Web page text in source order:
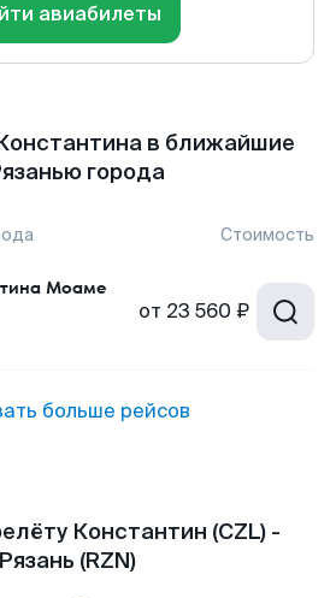
авиабилеты
в ближайшие
города
Стоимость
Моаме
от 23 560 ₽
больше рейсов
Константин (CZL) -
Рязань (RZN)